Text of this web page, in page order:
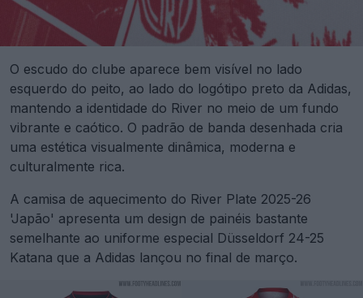
O escudo do clube aparece bem visível no lado
esquerdo do peito, ao lado do logótipo preto da Adidas,
mantendo a identidade do River no meio de um fundo
vibrante e caótico. O padrão de banda desenhada cria
uma estética visualmente dinâmica, moderna e
culturalmente rica.
A camisa de aquecimento do River Plate 2025-26
'Japão' apresenta um design de painéis bastante
semelhante ao uniforme especial Düsseldorf 24-25
Katana que a Adidas lançou no final de março.